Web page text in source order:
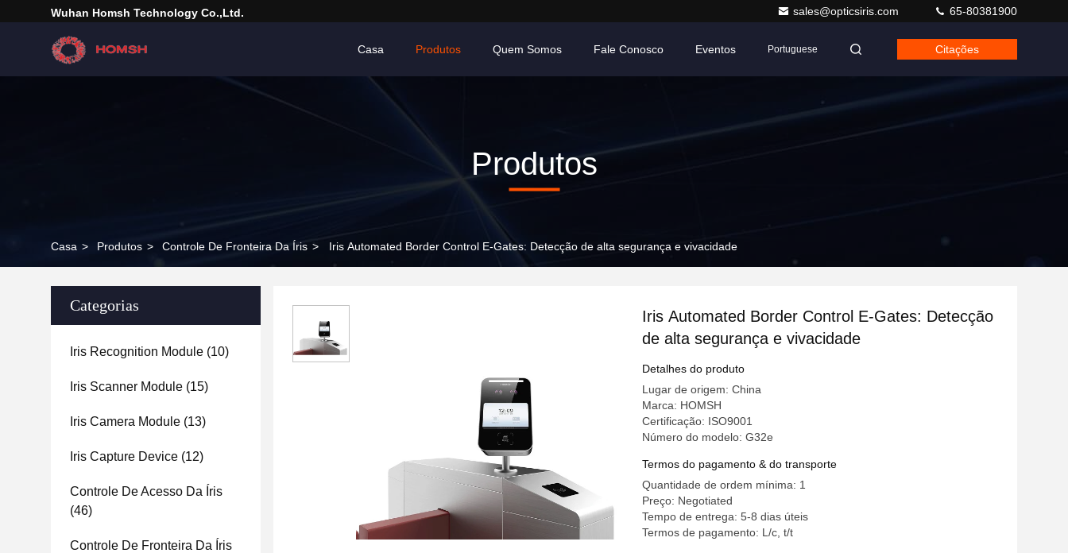
Wuhan Homsh Technology Co.,Ltd. sales@opticsiris.com 65-80381900
Casa Produtos Quem Somos Fale Conosco Eventos Portuguese Citações
Produtos
Casa > Produtos > Controle De Fronteira Da Íris > Iris Automated Border Control E-Gates: Detecção de alta segurança e vivacidade
Categorias
Iris Recognition Module (10)
Iris Scanner Module (15)
Iris Camera Module (13)
Iris Capture Device (12)
Controle De Acesso Da Íris
(46)
Controle De Fronteira Da Íris
Iris Automated Border Control E-Gates: Detecção
de alta segurança e vivacidade
Detalhes do produto
Lugar de origem: China
Marca: HOMSH
Certificação: ISO9001
Número do modelo: G32e
Termos do pagamento & do transporte
Quantidade de ordem mínima: 1
Preço: Negotiated
Tempo de entrega: 5-8 dias úteis
Termos de pagamento: L/c, t/t